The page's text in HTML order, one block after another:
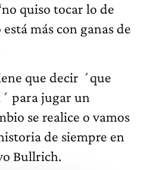
quiso tocar lo de
más con ganas de
que decir ´que
para jugar un
se realice o vamos
de siempre en
Bullrich.